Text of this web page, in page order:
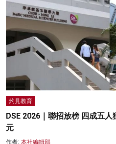
灼見教育
DSE 2026｜聯招放榜 四成五
元
作者: 本社編輯部